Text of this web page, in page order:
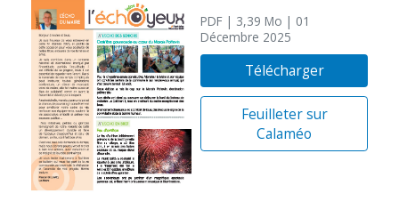
PDF | 3,39 Mo | 01
Décembre 2025
Télécharger
Feuilleter sur
Calaméo